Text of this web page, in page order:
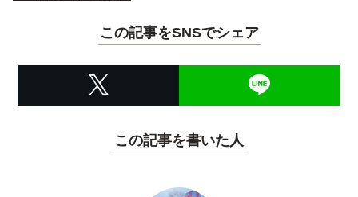
この記事をSNSでシェア
この記事を書いた人